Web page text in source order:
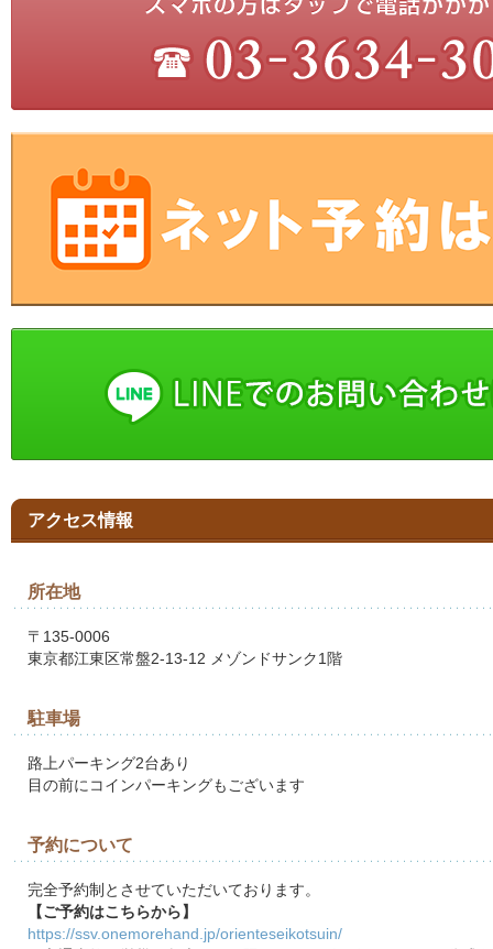
アクセス情報
所在地
〒135-0006
東京都江東区常盤2-13-12 メゾンドサンク1階
駐車場
路上パーキング2台あり
目の前にコインパーキングもございます
予約について
完全予約制とさせていただいております。
【ご予約はこちらから】
https://ssv.onemorehand.jp/orienteseikotsuin/